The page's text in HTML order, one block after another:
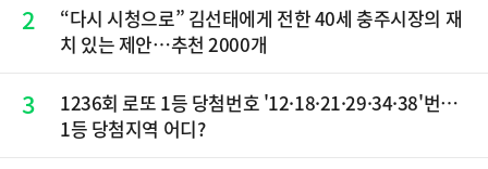
2
“다시 시청으로” 김선태에게 전한 40세 충주시장의 재
치 있는 제안…추천 2000개
3
1236회 로또 1등 당첨번호 '12·18·21·29·34·38'번…
1등 당첨지역 어디?